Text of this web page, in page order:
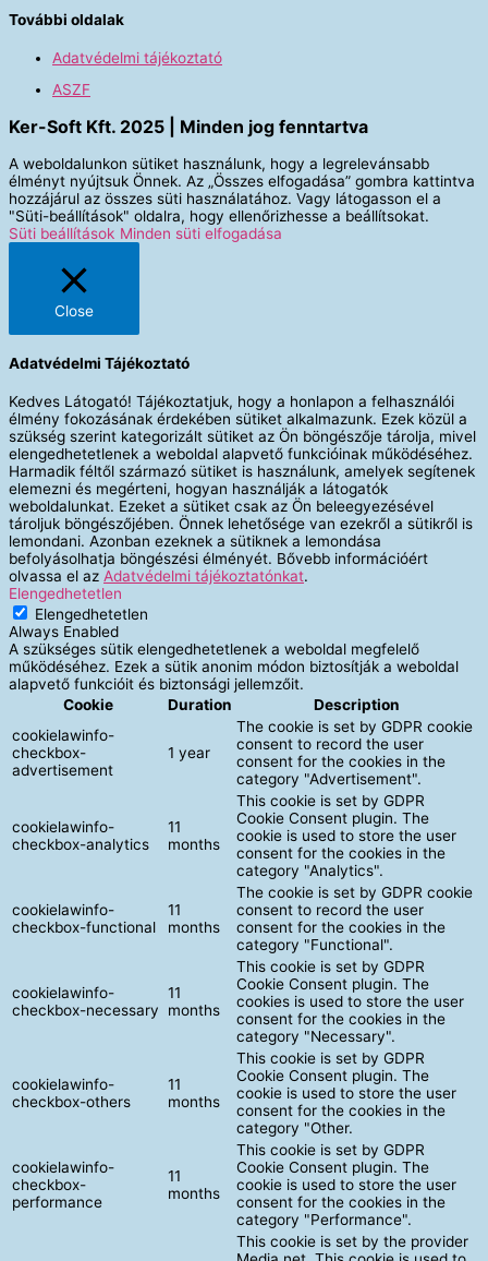
További oldalak
Adatvédelmi tájékoztató
ASZF
Ker-Soft Kft. 2025 | Minden jog fenntartva
A weboldalunkon sütiket használunk, hogy a legrelevánsabb
élményt nyújtsuk Önnek. Az „Összes elfogadása” gombra kattintva
hozzájárul az összes süti használatához. Vagy látogasson el a
"Süti-beállítások" oldalra, hogy ellenőrizhesse a beállítsokat.
Süti beállítások Minden süti elfogadása
Close
Adatvédelmi Tájékoztató
Kedves Látogató! Tájékoztatjuk, hogy a honlapon a felhasználói
élmény fokozásának érdekében sütiket alkalmazunk. Ezek közül a
szükség szerint kategorizált sütiket az Ön böngészője tárolja, mivel
elengedhetetlenek a weboldal alapvető funkcióinak működéséhez.
Harmadik féltől származó sütiket is használunk, amelyek segítenek
elemezni és megérteni, hogyan használják a látogatók
weboldalunkat. Ezeket a sütiket csak az Ön beleegyezésével
tároljuk böngészőjében. Önnek lehetősége van ezekről a sütikről is
lemondani. Azonban ezeknek a sütiknek a lemondása
befolyásolhatja böngészési élményét. Bővebb információért
olvassa el az Adatvédelmi tájékoztatónkat.
Elengedhetetlen
Elengedhetetlen
Always Enabled
A szükséges sütik elengedhetetlenek a weboldal megfelelő
működéséhez. Ezek a sütik anonim módon biztosítják a weboldal
alapvető funkcióit és biztonsági jellemzőit.
Cookie
Duration
Description
cookielawinfo-
checkbox-
advertisement
1 year
The cookie is set by GDPR cookie
consent to record the user
consent for the cookies in the
category "Advertisement".
cookielawinfo-
checkbox-analytics
11
months
This cookie is set by GDPR
Cookie Consent plugin. The
cookie is used to store the user
consent for the cookies in the
category "Analytics".
cookielawinfo-
checkbox-functional
11
months
The cookie is set by GDPR cookie
consent to record the user
consent for the cookies in the
category "Functional".
cookielawinfo-
checkbox-necessary
11
months
This cookie is set by GDPR
Cookie Consent plugin. The
cookies is used to store the user
consent for the cookies in the
category "Necessary".
cookielawinfo-
checkbox-others
11
months
This cookie is set by GDPR
Cookie Consent plugin. The
cookie is used to store the user
consent for the cookies in the
category "Other.
cookielawinfo-
checkbox-
performance
11
months
This cookie is set by GDPR
Cookie Consent plugin. The
cookie is used to store the user
consent for the cookies in the
category "Performance".
This cookie is set by the provider